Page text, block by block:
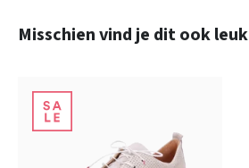
Productgalerij overslaan
Misschien vind je dit ook leuk